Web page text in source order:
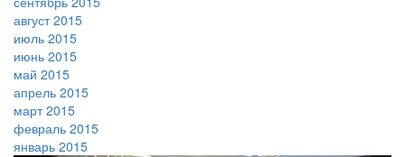
август 2015
июль 2015
июнь 2015
май 2015
апрель 2015
март 2015
февраль 2015
январь 2015